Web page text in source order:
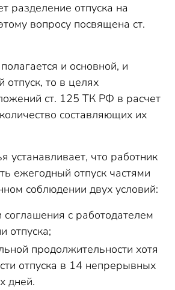
разделение отпуска на
вопросу посвящена ст.
и основной, и
отпуск, то в целях
ст. 125 ТК РФ в расчет
составляющих их
устанавливает, что работник
ежегодный отпуск частями
соблюдении двух условий:
соглашения с работодателем
отпуска;
продолжительности хотя
отпуска в 14 непрерывных
дней.